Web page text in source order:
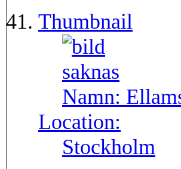
Thumbnail
Namn:
Location:
Stockholm